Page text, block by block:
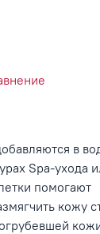
в
Spa-ухода
помогают
кожу